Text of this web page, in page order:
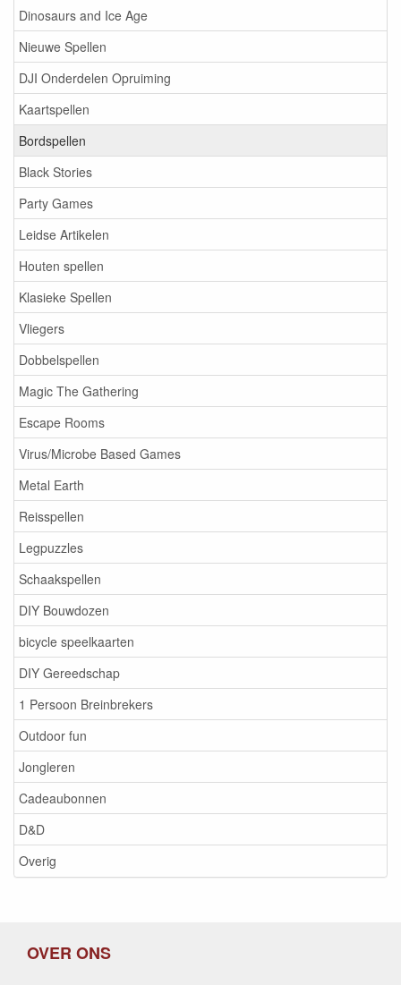
Dinosaurs and Ice Age
Nieuwe Spellen
DJI Onderdelen Opruiming
Kaartspellen
Bordspellen
Black Stories
Party Games
Leidse Artikelen
Houten spellen
Klasieke Spellen
Vliegers
Dobbelspellen
Magic The Gathering
Escape Rooms
Virus/Microbe Based Games
Metal Earth
Reisspellen
Legpuzzles
Schaakspellen
DIY Bouwdozen
bicycle speelkaarten
DIY Gereedschap
1 Persoon Breinbrekers
Outdoor fun
Jongleren
Cadeaubonnen
D&D
Overig
OVER ONS